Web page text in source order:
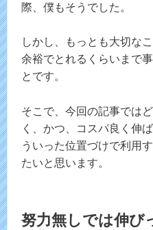
際、僕もそうでした。
しかし、もっとも大切な
余裕でとれるくらいまで
とです。
そこで、今回の記事では
く、かつ、コスパ良く伸
ういった位置づけで利用
たいと思います。
努力無しでは伸び